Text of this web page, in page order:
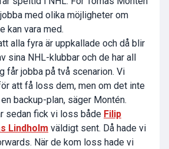
med olika möjligheter om
kan vara med.
alla fyra är uppkallade och då blir
sina NHL-klubbar och de har all
får jobba på två scenarion. Vi
att få loss dem, men om det inte
backup-plan, säger Montén.
sedan fick vi loss både Filip
Lindholm väldigt sent. Då hade vi
När de kom loss hade vi